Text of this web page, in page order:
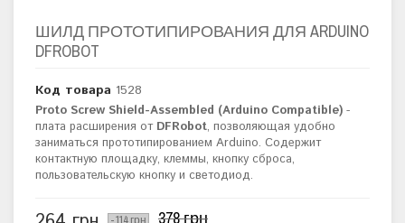
ШИЛД ПРОТОТИПИРОВАНИЯ ДЛЯ ARDUINO
DFROBOT
Код товара 1528
Proto Screw Shield-Assembled (Arduino Compatible) -
плата расширения от DFRobot, позволяющая удобно
заниматься прототипированием Arduino. Содержит
контактную площадку, клеммы, кнопку сброса,
пользовательскую кнопку и светодиод.
378 грн